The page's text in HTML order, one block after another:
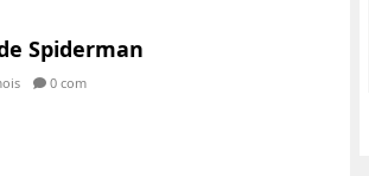
Spiderman
0 com